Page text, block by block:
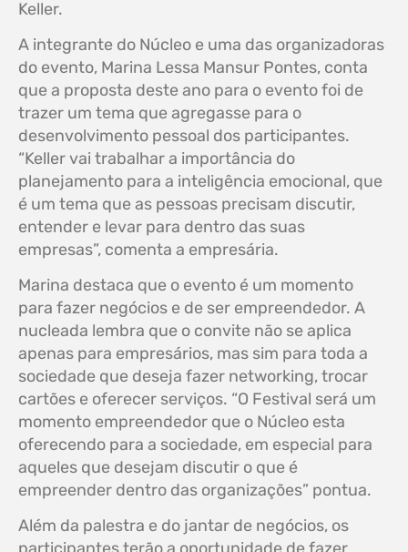
Keller.
A integrante do Núcleo e uma das organizadoras
do evento, Marina Lessa Mansur Pontes, conta
que a proposta deste ano para o evento foi de
trazer um tema que agregasse para o
desenvolvimento pessoal dos participantes.
“Keller vai trabalhar a importância do
planejamento para a inteligência emocional, que
é um tema que as pessoas precisam discutir,
entender e levar para dentro das suas
empresas”, comenta a empresária.
Marina destaca que o evento é um momento
para fazer negócios e de ser empreendedor. A
nucleada lembra que o convite não se aplica
apenas para empresários, mas sim para toda a
sociedade que deseja fazer networking, trocar
cartões e oferecer serviços. “O Festival será um
momento empreendedor que o Núcleo esta
oferecendo para a sociedade, em especial para
aqueles que desejam discutir o que é
empreender dentro das organizações” pontua.
Além da palestra e do jantar de negócios, os